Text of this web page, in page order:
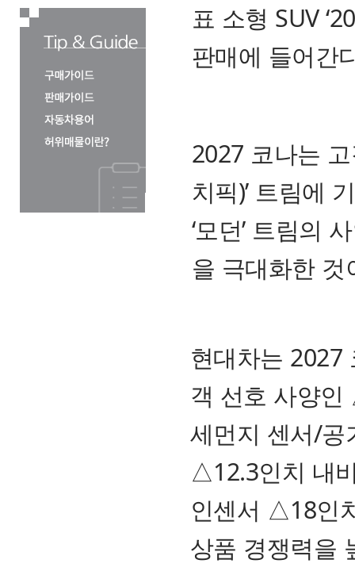
표 소형 SUV
판매에 들어간
2027 코나는
치픽)’ 트림에
‘모던’ 트림의
을 극대화한 것
현대차는 2027
객 선호 사양
세먼지 센서/공
△12.3인치 내
인센서 △18인
상품 경쟁력을